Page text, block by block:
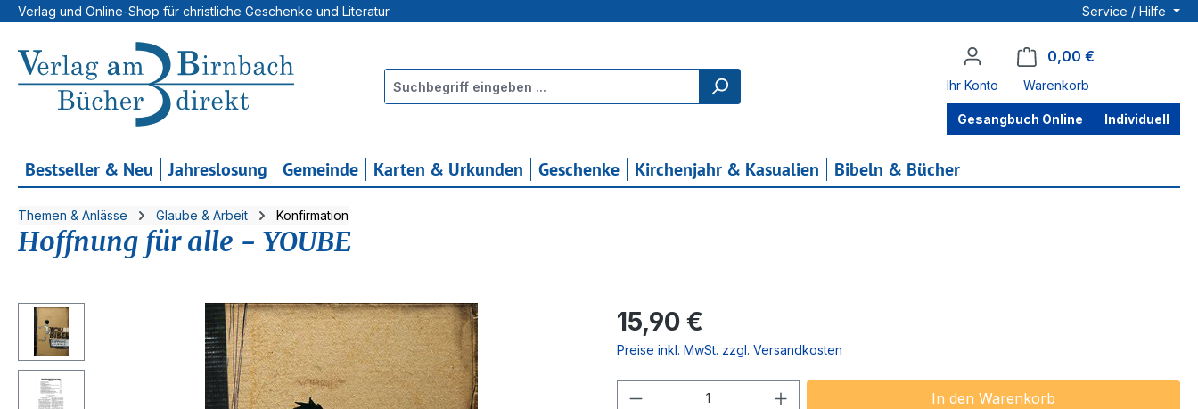
Hauptinhalt springen
Zur Suche springen
Zur Hauptnavigation springen
Verlag und Online-Shop für christliche Geschenke und Literatur Service / Hilfe
Ihr Konto
0,00 €
Warenkorb
Gesangbuch Online Individuell
Bestseller & Neu Jahreslosung Gemeinde Karten & Urkunden Geschenke Kirchenjahr & Kasualien Bibeln & Bücher
Themen & Anlässe Glaube & Arbeit Konfirmation
Hoffnung für alle - YOUBE
Bildergalerie überspringen Regulärer Preis:
15,90 €
Preise inkl. MwSt. zzgl. Versandkosten
Produkt Anzahl: Gib den gewünschten Wert ein oder
In den Warenkorb